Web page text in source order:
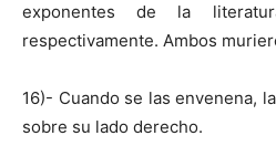
exponentes de la
respectivamente. Ambos
16)- Cuando se las envenena,
sobre su lado derecho.